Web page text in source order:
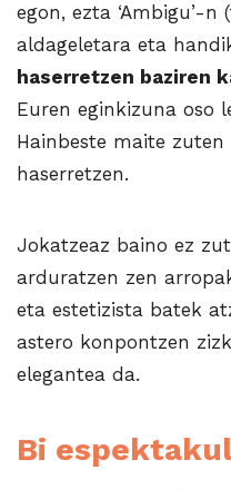
egon, ezta ‘Ambigu’-
aldageletara eta
haserretzen baziren
Euren eginkizuna oso
Hainbeste maite zuten
haserretzen.
Jokatzeaz baino ez
arduratzen zen
eta estetizista batek
astero konpontzen
elegantea da.
Bi